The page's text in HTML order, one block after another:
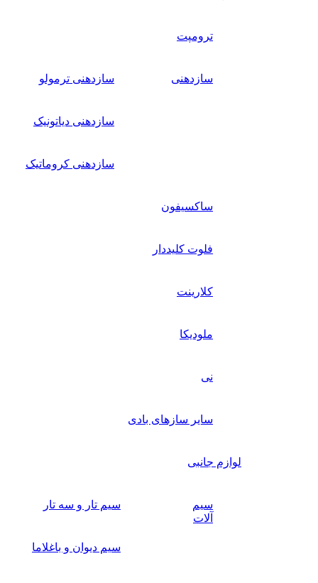
ترومپت
سازدهنی سازدهنی ترمولو
سازدهنی دیاتونیک
سازدهنی کروماتیک
ساکسیفون
فلوت کلیددار
کلارینت
ملودیکا
نی
سایر سازهای بادی
لوازم جانبی
سیم
آلات
سیم تار و سه تار
سیم دیوان و باغلاما